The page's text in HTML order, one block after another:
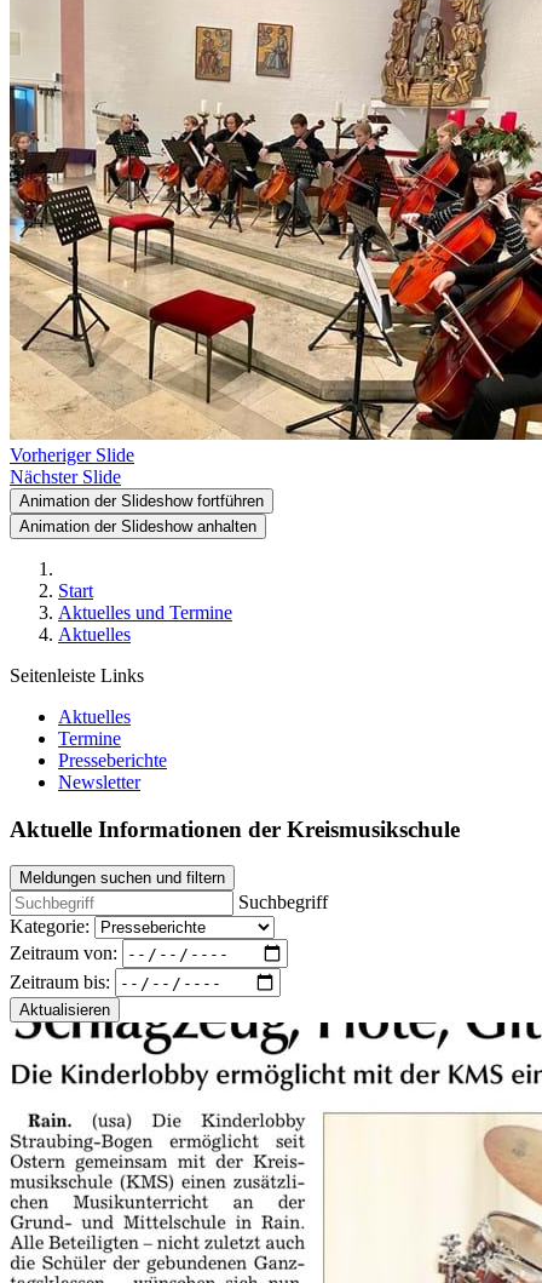
Vorheriger Slide
Nächster Slide
Animation der Slideshow fortführen
Animation der Slideshow anhalten
Start
Aktuelles und Termine
Aktuelles
Seitenleiste Links
Aktuelles
Termine
Presseberichte
Newsletter
Aktuelle Informationen der Kreismusikschule
Meldungen suchen und filtern
Suchbegriff
Kategorie:
Zeitraum von:
Zeitraum bis:
Aktualisieren